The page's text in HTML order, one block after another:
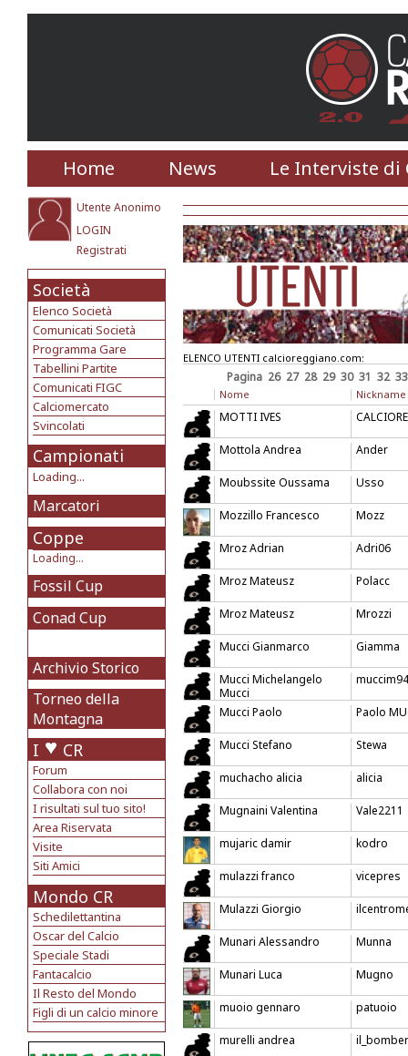
Home News Le Interviste di
Utente Anonimo
LOGIN
Registrati
Società
Elenco Società
Comunicati Società
Programma Gare
Tabellini Partite
Comunicati FIGC
Calciomercato
Svincolati
Campionati
Loading...
Marcatori
Coppe
Loading...
Fossil Cup
Conad Cup
Archivio Storico
Torneo della
Montagna
I CR
Forum
Collabora con noi
I risultati sul tuo sito!
Area Riservata
Visite
Siti Amici
Mondo CR
Schedilettantina
Oscar del Calcio
Speciale Stadi
Fantacalcio
Il Resto del Mondo
Figli di un calcio minore
ELENCO UTENTI calcioreggiano.com:
Pagina 26 27 28 29 30 31 32 33
Nome Nickname
MOTTI IVES
Mottola Andrea Ander
Moubssite Oussama Usso
Mozzillo Francesco Mozz
Mroz Adrian Adri06
Mroz Mateusz Polacc
Mroz Mateusz Mrozzi
Mucci Gianmarco Giamma
Mucci Michelangelo
Mucci
muccim94
Mucci Paolo Paolo
Mucci Stefano Stewa
muchacho alicia alicia
Mugnaini Valentina Vale2211
mujaric damir kodro
mulazzi franco vicepres
Mulazzi Giorgio
Munari Alessandro Munna
Munari Luca Mugno
muoio gennaro patuoio
murelli andrea il_bomber